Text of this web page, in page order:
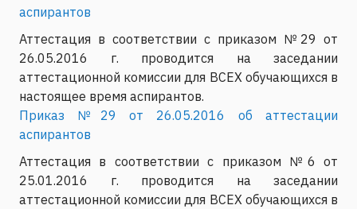
аспирантов
Аттестация в соответствии с приказом №29 от
26.05.2016 г. проводится на заседании
аттестационной комиссии для ВСЕХ обучающихся в
настоящее время аспирантов.
Приказ №29 от 26.05.2016 об аттестации
аспирантов
Аттестация в соответствии с приказом №6 от
25.01.2016 г. проводится на заседании
аттестационной комиссии для ВСЕХ обучающихся в